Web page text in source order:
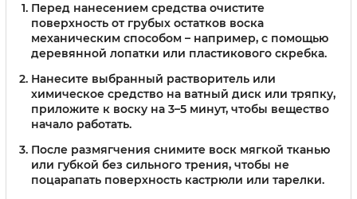
Перед нанесением средства очистите
поверхность от грубых остатков воска
механическим способом – например, с помощью
деревянной лопатки или пластикового скребка.
Нанесите выбранный растворитель или
химическое средство на ватный диск или тряпку,
приложите к воску на 3–5 минут, чтобы вещество
начало работать.
После размягчения снимите воск мягкой тканью
или губкой без сильного трения, чтобы не
поцарапать поверхность кастрюли или тарелки.